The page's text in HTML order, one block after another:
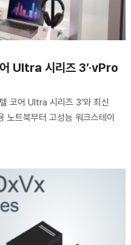
Ultra 시리즈 3’·vPro
코어 Ultra 시리즈 3’와 최신
트북부터 고성능 워크스테이